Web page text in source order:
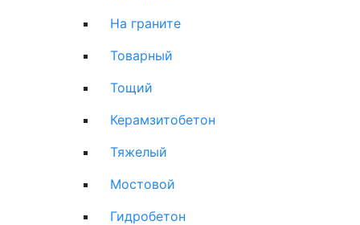
На граните
Товарный
Тощий
Керамзитобетон
Тяжелый
Мостовой
Гидробетон